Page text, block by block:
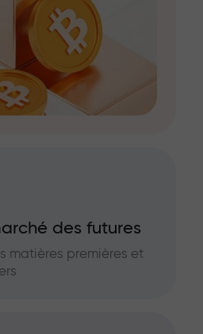
des futures
matières premières et